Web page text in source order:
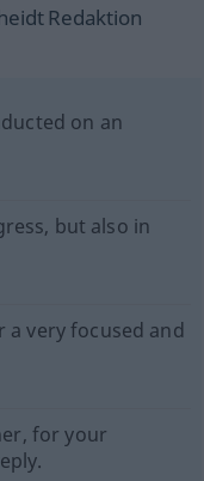
Redaktion
on an
but also in
very focused and
for your